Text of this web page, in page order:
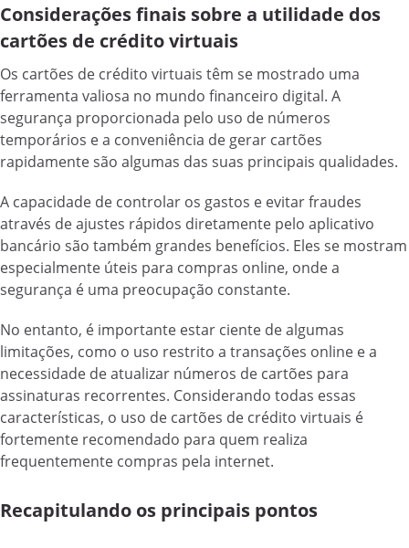
Considerações finais sobre a utilidade dos
cartões de crédito virtuais
Os cartões de crédito virtuais têm se mostrado uma
ferramenta valiosa no mundo financeiro digital. A
segurança proporcionada pelo uso de números
temporários e a conveniência de gerar cartões
rapidamente são algumas das suas principais qualidades.
A capacidade de controlar os gastos e evitar fraudes
através de ajustes rápidos diretamente pelo aplicativo
bancário são também grandes benefícios. Eles se mostram
especialmente úteis para compras online, onde a
segurança é uma preocupação constante.
No entanto, é importante estar ciente de algumas
limitações, como o uso restrito a transações online e a
necessidade de atualizar números de cartões para
assinaturas recorrentes. Considerando todas essas
características, o uso de cartões de crédito virtuais é
fortemente recomendado para quem realiza
frequentemente compras pela internet.
Recapitulando os principais pontos